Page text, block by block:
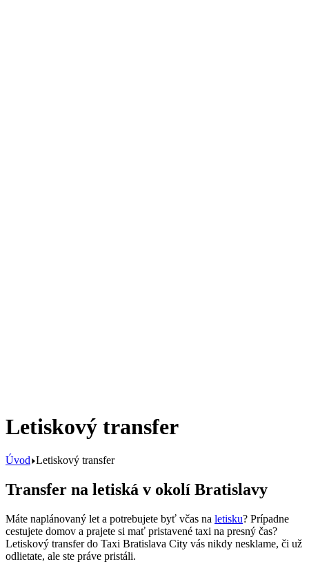
Letiskový transfer
Úvod Letiskový transfer
Transfer na letiská v okolí Bratislavy
Máte naplánovaný let a potrebujete byť včas na letisku? Prípadne
cestujete domov a prajete si mať pristavené taxi na presný čas?
Letiskový transfer do Taxi Bratislava City vás nikdy nesklame, či už
odlietate, ale ste práve pristáli.